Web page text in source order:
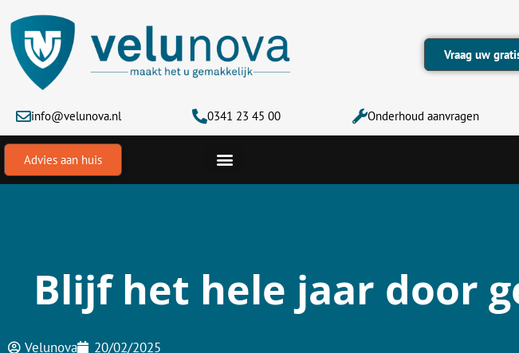
naar
inhoud
Vraag uw
info@velunova.nl 0341 23 45 00 Onderhoud aanvragen
Advies aan huis
Blijf het hele jaar door
Velunova 20/02/2025